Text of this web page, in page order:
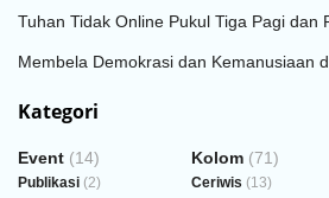
Tuhan Tidak Online Pukul Tiga Pagi dan
Membela Demokrasi dan Kemanusiaan
Kategori
Event (14)
Publikasi (2)
Kolom (71)
Ceriwis (13)